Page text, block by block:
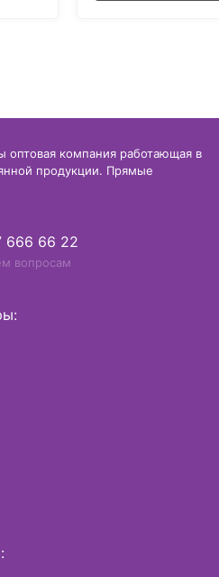
компания работающая в
продукции. Прямые
666 66 22
вопросам